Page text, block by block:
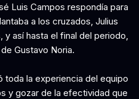
Luis Campos respondía para
a los cruzados, Julius
y así hasta el final del periodo,
Gustavo Noria.
toda la experiencia del equipo
y gozar de la efectividad que